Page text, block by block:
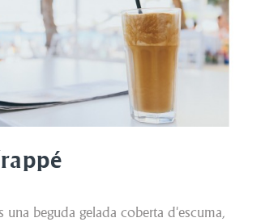
una beguda gelada coberta d'escuma,